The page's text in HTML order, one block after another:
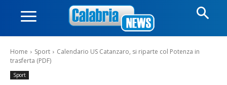
Home Sport
Calendario US Catanzaro, si riparte col Potenza in
trasferta (PDF)
Sport